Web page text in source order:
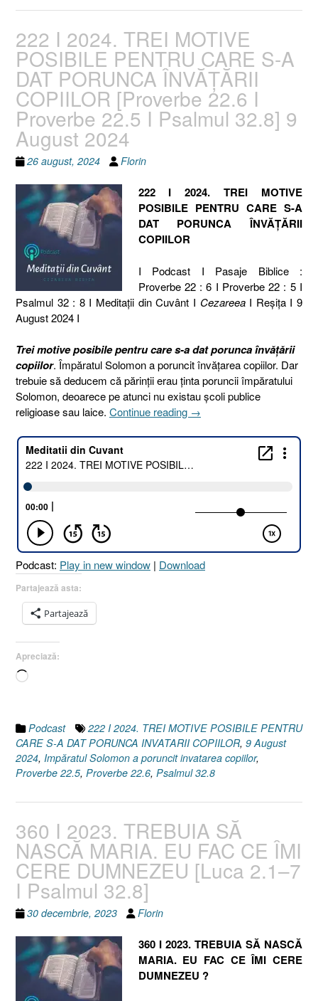
222 I 2024. TREI MOTIVE
POSIBILE PENTRU CARE S-A
DAT PORUNCA ÎNVĂȚĂRII
COPIILOR [Proverbe 22.6 I
Proverbe 22.5 I Psalmul 32.8] 9
August 2024
26 august, 2024 Florin
222 I 2024. TREI MOTIVE
POSIBILE PENTRU CARE S-A
DAT PORUNCA ÎNVĂȚĂRII
COPIILOR
I Podcast I Pasaje Biblice :
Proverbe 22 : 6 I Proverbe 22 : 5 I
Psalmul 32 : 8 I Meditaţii din Cuvânt I CezareeaI Reşiţa I 9
August 2024 I
Trei motive posibile pentru care s-a dat porunca învățării
copiilor. Împăratul Solomon a poruncit învățarea copiilor. Dar
trebuie să deducem că părinții erau ținta poruncii împăratului
Solomon, deoarece pe atunci nu existau școli publice
religioase sau laice. Continue reading „222
2024.
MOTIVE
A
DAT
Psalmul
32.8]
9
August
→
Podcast: Play in new window | Download
Partajează asta:
Partajează
Apreciază:
Încarc...
Podcast
222 I 2024. TREI MOTIVE POSIBILE PENTRU
CARE S-A DAT PORUNCA INVATARII COPIILOR, 9 August
2024, Impăratul Solomon a poruncit invatarea copiilor,
Proverbe 22.5, Proverbe 22.6, Psalmul 32.8
360 I 2023. TREBUIA SĂ
NASCĂ MARIA. EU FAC CE ÎMI
CERE DUMNEZEU [Luca 2.1–7
I Psalmul 32.8]
30 decembrie, 2023 Florin
360 I 2023. TREBUIA SĂ NASCĂ
MARIA. EU FAC CE ÎMI CERE
DUMNEZEU ?